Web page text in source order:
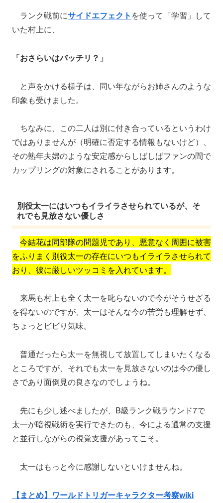
ランク戦前にサイドエフェクト を使って「学習」して
いた村上に、
「おさらいはバッチリ？」
と声をかける様子は、同い年ながらお姉さんのような
印象も受けました。
ちなみに、この二人は別に付き合っているというわけ
ではありませんが（明確に否定する情報もないけど）、
その熟年夫婦のような安定感からしばしばファンの間で
カップリングの対象にされることがあります。
別役太一にはいつもイライラさせられているが、そ
れでも見放さない優しさ
今結花は同部隊の問題児であり、悪意なく周囲に被害
をふりまく別役太一の存在にいつもイライラさせられて
おり、彼に厳しいツッコミを入れています。
来馬も村上も全く太一を叱らないので今がそうせざる
を得ないのですが、太一はそんな今の苦労も理解せず、
ちょっとビビり気味。
普通だったら太一を無視して放置してしまいたくなる
ところですが、それでも太一を見放さないのは今の優し
さであり面倒見の良さなのでしょうね。
先にも少し述べましたが、B級ランク戦ラウンド7で
太一が暗視戦術を実行できたのも、今による通常の支援
と並行しながらの視覚支援があってこそ。
太一はもっと今に感謝しないといけませんね。
【まとめ】ワールドトリガーキャラクター考察wiki